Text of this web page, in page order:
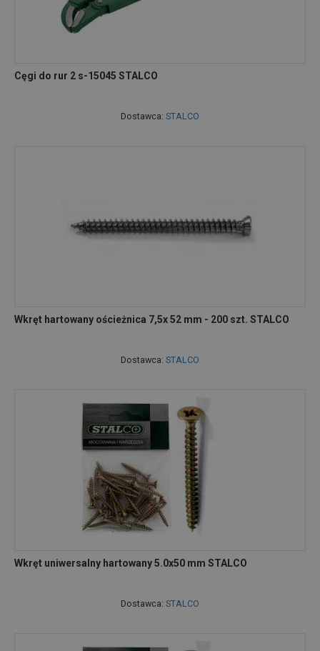
Cęgi do rur 2 s-15045 STALCO
Dostawca: STALCO
Wkręt hartowany ościeżnica 7,5x 52 mm - 200 szt. STALCO
Dostawca: STALCO
Wkręt uniwersalny hartowany 5.0x50 mm STALCO
Dostawca: STALCO